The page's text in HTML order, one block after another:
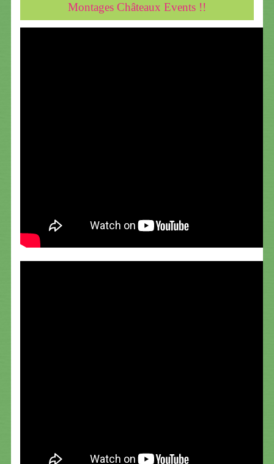
Montages Châteaux Events !!